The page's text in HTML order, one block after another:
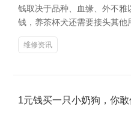
钱取决于品种、血缘、外不
钱，养茶杯犬还需要接头其
维修资讯
1元钱买一只小奶狗，你敢